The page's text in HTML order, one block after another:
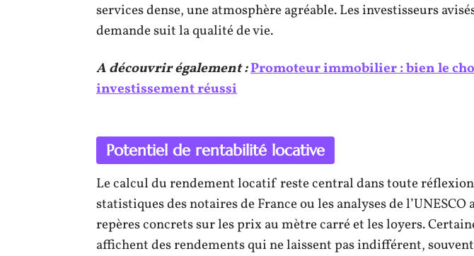
services dense, une atmosphère agréable. Les investisseurs
demande suit la qualité de vie.
A découvrir également :Promoteur immobilier : bien le
investissement réussi
Potentiel de rentabilité locative
Le calcul du rendement locatif reste central dans toute
statistiques des notaires de France ou les analyses de
repères concrets sur les prix au mètre carré et les loyers.
affichent des rendements qui ne laissent pas indifférent,